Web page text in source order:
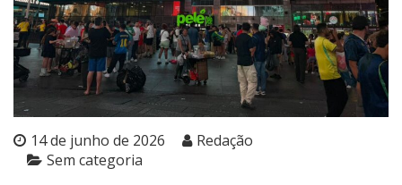
14 de junho de 2026
Redação
Sem categoria